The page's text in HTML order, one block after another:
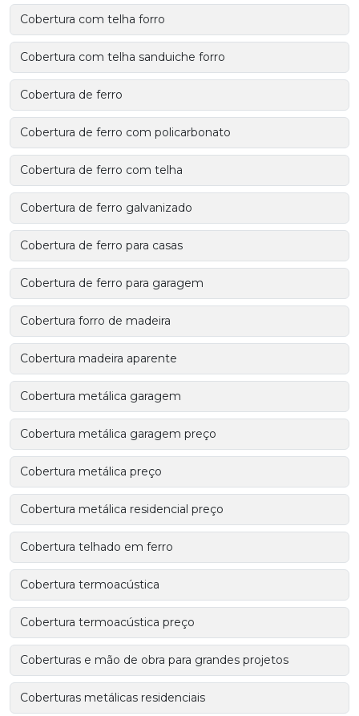
Cobertura com telha forro
Cobertura com telha sanduiche forro
Cobertura de ferro
Cobertura de ferro com policarbonato
Cobertura de ferro com telha
Cobertura de ferro galvanizado
Cobertura de ferro para casas
Cobertura de ferro para garagem
Cobertura forro de madeira
Cobertura madeira aparente
Cobertura metálica garagem
Cobertura metálica garagem preço
Cobertura metálica preço
Cobertura metálica residencial preço
Cobertura telhado em ferro
Cobertura termoacústica
Cobertura termoacústica preço
Coberturas e mão de obra para grandes projetos
Coberturas metálicas residenciais